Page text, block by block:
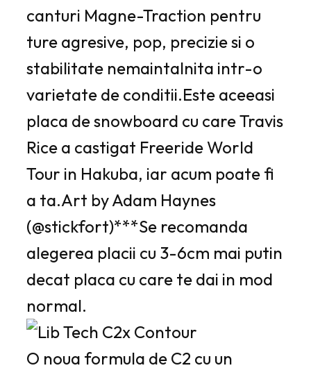
canturi Magne-Traction pentru
ture agresive, pop, precizie si o
stabilitate nemaintalnita intr-o
varietate de conditii.Este aceeasi
placa de snowboard cu care Travis
Rice a castigat Freeride World
Tour in Hakuba, iar acum poate fi
a ta.Art by Adam Haynes
(@stickfort)***Se recomanda
alegerea placii cu 3-6cm mai putin
decat placa cu care te dai in mod
normal.
O noua formula de C2 cu un